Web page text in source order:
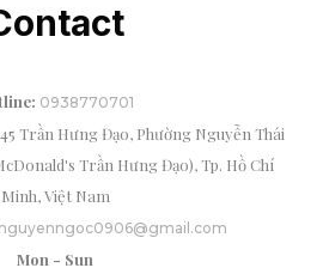
0938770701
Trần Hưng Đạo, Phường Nguyễn Thái
Trần Hưng Đạo), Tp. Hồ Chí
Minh, Việt Nam
Mon - Sun